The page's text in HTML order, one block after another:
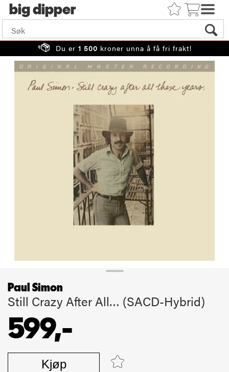
big
Du er 1 500 kroner unna å få fri frakt!
Paul Simon
Still Crazy After All… (SACD-Hybrid)
599,-
Kjøp